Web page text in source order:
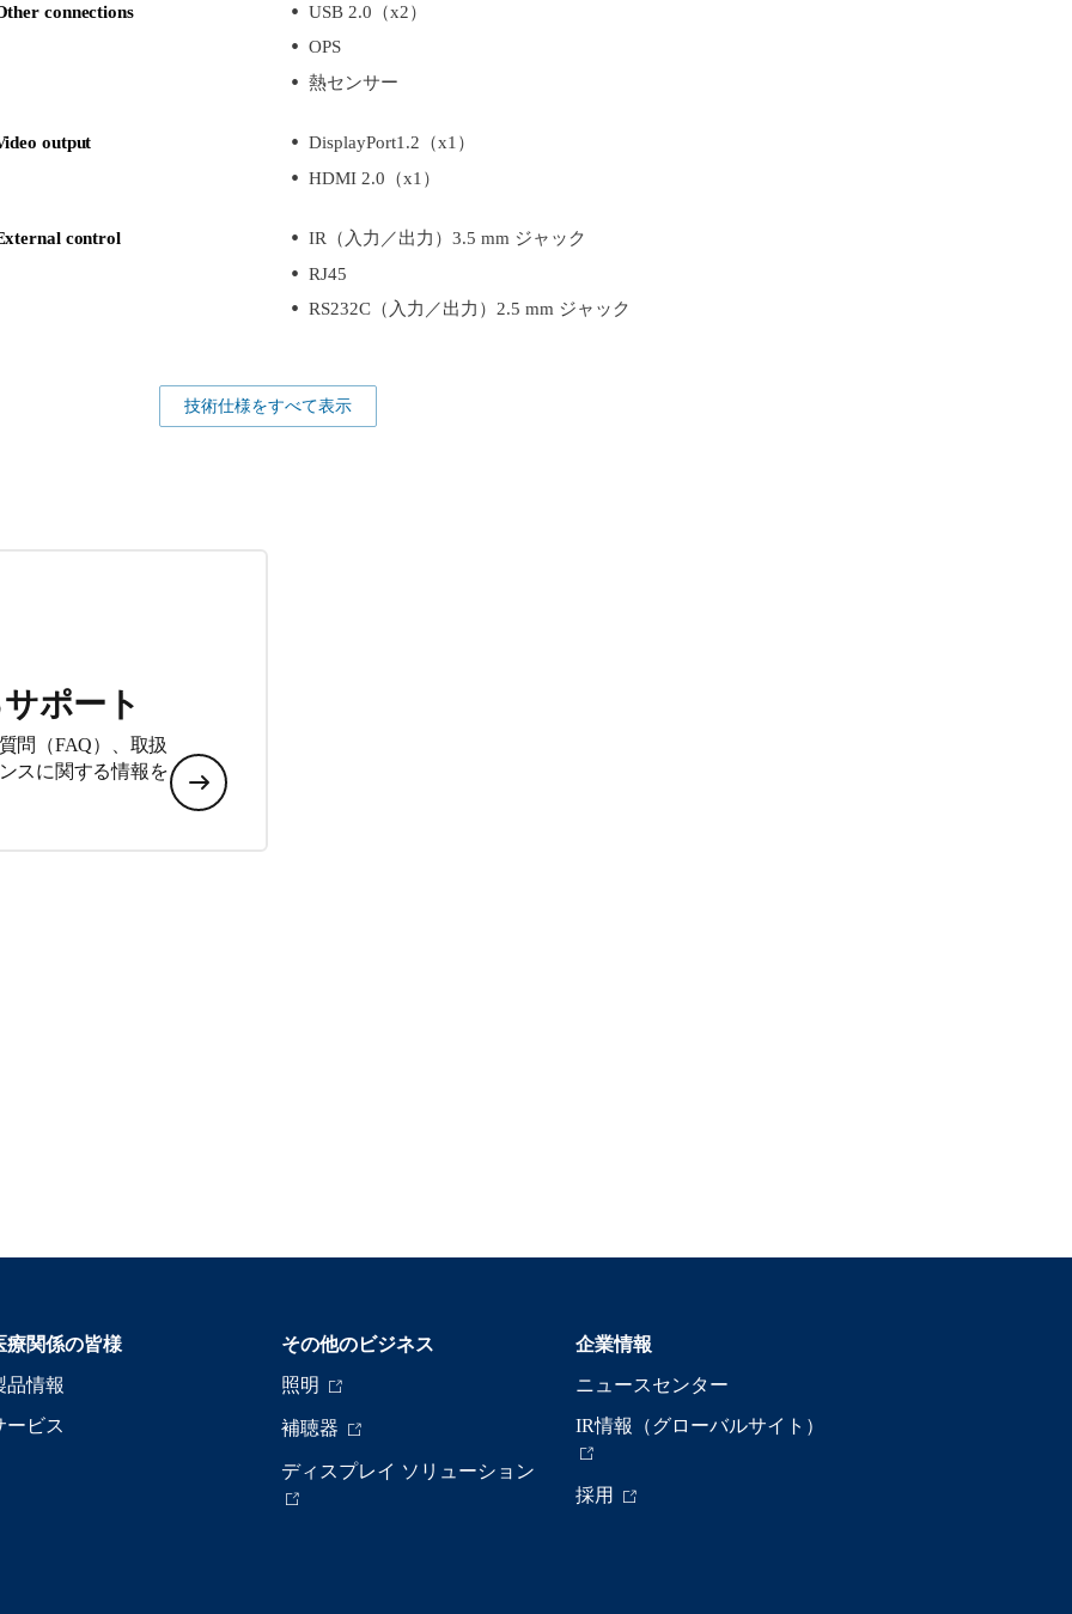
connections
USB 2.0（x2）
OPS
熱センサー
output
DisplayPort1.2（x1）
HDMI 2.0（x1）
control
IR（入力／出力）3.5 mm ジャック
RJ45
RS232C（入力／出力）2.5 mm ジャック
技術仕様をすべて表示
ポート
問（FAQ）、取扱
スに関する情報を
療関係の皆様
品情報
ービス
その他のビジネス
照明
補聴器
ディスプレイ ソリューション
企業情報
ニュースセンター
IR情報（グローバルサイト）
採用